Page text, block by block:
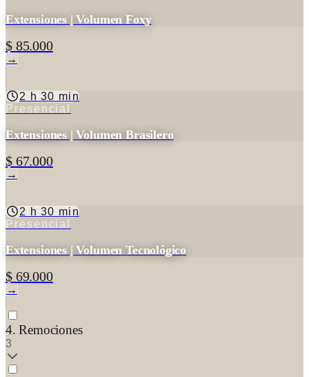
Extensiones | Volumen Foxy
$ 85.000
→
2 h 30 min
Presencial
Extensiones | Volumen Brasilero
$ 67.000
→
2 h 30 min
Presencial
Extensiones | Volumen Tecnológico
$ 69.000
→
4. Remociones
3